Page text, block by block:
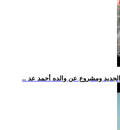
ومشروع عن والده أحمد عد